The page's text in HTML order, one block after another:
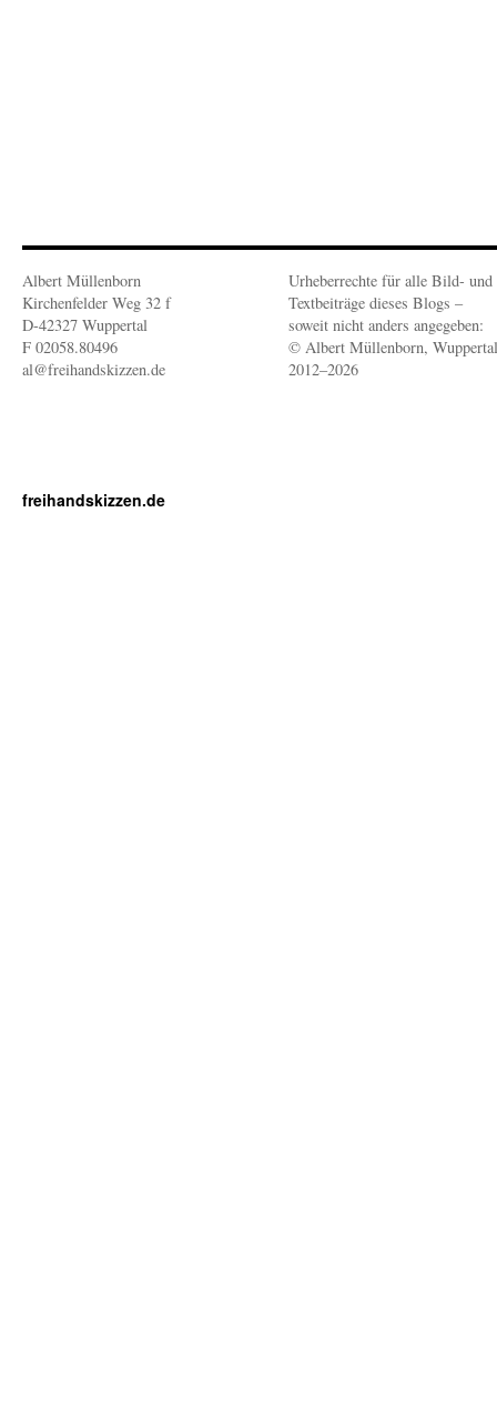
Albert Müllenborn
Kirchenfelder Weg 32 f
D-42327 Wuppertal
F 02058.80496
al@freihandskizzen.de
Urheberrechte für alle Bild- und
Textbeiträge dieses Blogs –
soweit nicht anders angegeben:
© Albert Müllenborn, Wuppertal
2012–2026
freihandskizzen.de